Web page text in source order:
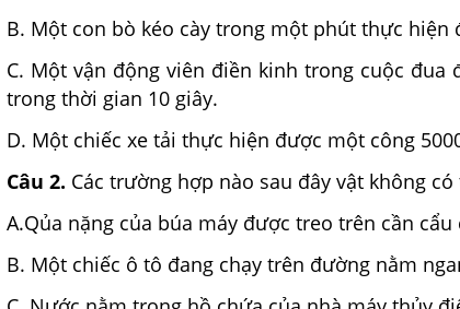
B. Một con bò kéo cày trong một phút thực hiện
C. Một vận động viên điền kinh trong cuộc đua
trong thời gian 10 giây.
D. Một chiếc xe tải thực hiện được một công
Câu 2. Các trường hợp nào sau đây vật không
A.Qủa nặng của búa máy được treo trên cần cẩu
B. Một chiếc ô tô đang chạy trên đường nằm